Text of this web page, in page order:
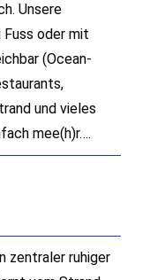
Unsere
oder mit
(Ocean-
und vieles
mee(h)r….
zentraler ruhiger